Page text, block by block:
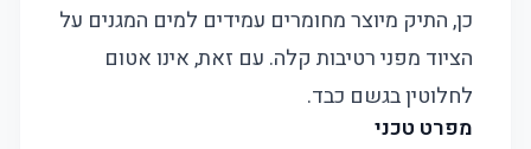
כן, התיק מיוצר מחומרים עמידים למים המגנים על
הציוד מפני רטיבות קלה. עם זאת, אינו אטום
לחלוטין בגשם כבד.
מפרט טכני